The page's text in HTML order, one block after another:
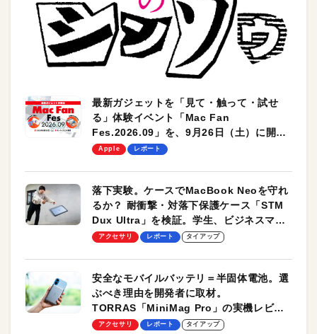
最新ガジェットを「見て・触って・試せ
る」体験イベント「Mac Fan
Fes.2026.09」を、9月26日（土）に開催
します！
Apple レポート
落下実験。ケースでMacBook Neoを守れ
るか？ 耐衝撃・対落下保護ケース「STM
Dux Ultra」を検証。学生、ビジネスマン
のモバイルユースに最適！
アクセサリ レポート タイアップ
安全なモバイルバッテリ＝半固体電池。選
ぶべき理由を開発者に取材。
TORRAS「MiniMag Pro」の実機レビュ
ーも
アクセサリ レポート タイアップ